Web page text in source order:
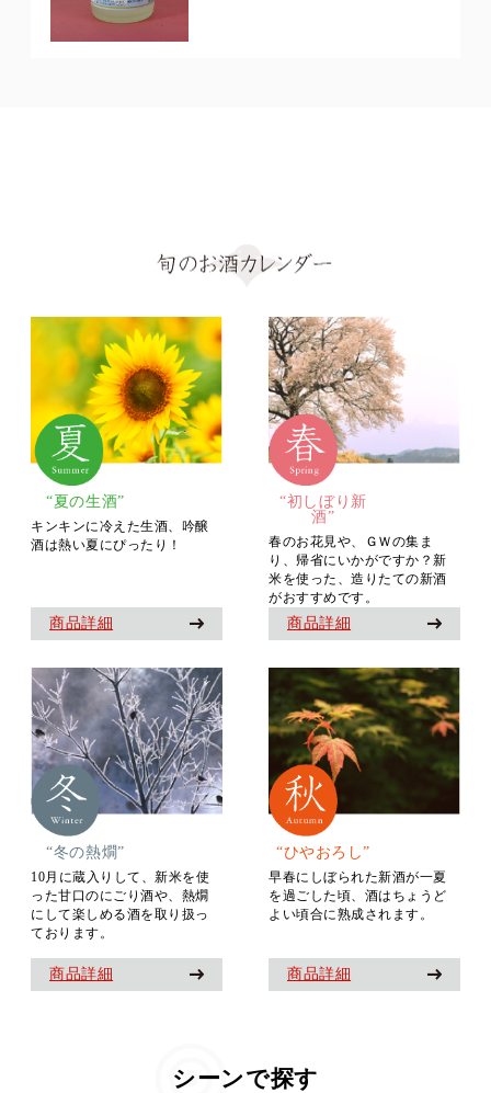
“初しぼり新
酒”
春のお花見や、ＧＷの集ま
り、帰省にいかがですか？新
米を使った、造りたての新酒
がおすすめです。
商品詳細
“夏の生酒”
キンキンに冷えた生酒、吟醸
酒は熱い夏にぴったり！
商品詳細
“ひやおろし”
早春にしぼられた新酒が一夏
を過ごした頃、酒はちょうど
よい頃合に熟成されます。
商品詳細
“冬の熱燗”
10月に蔵入りして、新米を使
った甘口のにごり酒や、熱燗
にして楽しめる酒を取り扱っ
ております。
商品詳細
シーンで探す